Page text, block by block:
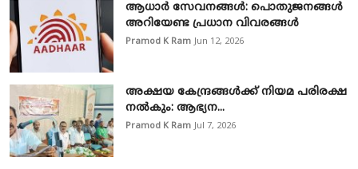
ആധാർ സേവനങ്ങൾ: പൊതുജനങ്ങൾ
അറിയേണ്ട പ്രധാന വിവരങ്ങൾ
Pramod K Ram Jun 12, 2026
അക്ഷയ കേന്ദ്രങ്ങള്‍ക്ക് നിയമ പരിരക്ഷ
നൽകും: ആഭ്യന...
Pramod K Ram Jul 7, 2026